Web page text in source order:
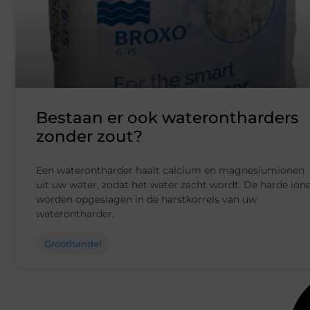
Bestaan er ook waterontharders
zonder zout?
Een waterontharder haalt calcium en magnesiumionen
uit uw water, zodat het water zacht wordt. De harde
worden opgeslagen in de harstkorrels van uw
waterontharder,
Groothandel